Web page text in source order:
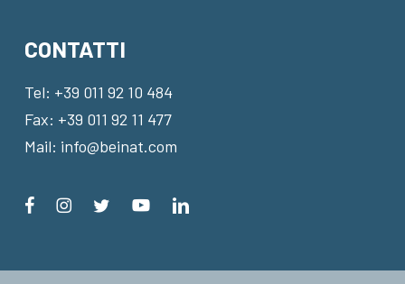
CONTATTI
Tel: +39 011 92 10 484
Fax: +39 011 92 11 477
Mail: info@beinat.com